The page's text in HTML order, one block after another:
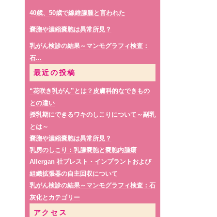
超音波検査の特性
低容量ピルと乳癌リスク
更年期障害の治療と乳癌
40歳、50歳で線維腺腫と言われた
乳がん検診は超音波が一番良い？
嚢胞の周辺が痛くて心配な時は
忙しい方こそ乳がん検診を受けたほうが良い！？
血性乳頭分泌で見つかった乳癌
乳腺腫瘤の再検査― 生検について
偶然発見した乳腺腫瘤
小さな線維腺腫は要注意？
乳がんでも手術したくない
視触診は必要か
生検をすべきか～生検の必要性～
せっかく併用検診受けたのに
>>乳がん検診の結果
乳頭分泌がある時は
局所的非対称性陰影とは？
乳管内乳頭腫や嚢胞内乳頭腫って何？
ステージとサブタイプ
乳がんでも手術したくない
定期的な健康診断を受けましょう
乳がん化学療法の副作用と漢方薬
腫瘍マーカーと乳がん検診
脂肪注入で豊胸した方のしこりについて
更年期障害と頭痛
がんの増殖能を表すki67とは？
女性化乳房症について
乳腺腫瘤とカテゴリーについて
乳がんの原因は？ストレスや食生活は関係ある？
乳がんの初期で症状はあるか
授乳期に感じる乳房のしこり
妊娠中の乳がん検診について
予防的な乳房切除
40歳、50歳で線維腺腫と言われた
嚢胞や濃縮嚢胞は異常所見？
乳がん検診の結果～マンモグラフィ検査：
石...
最近の投稿
“花咲き乳がん”とは？皮膚科的なできもの
との違い
授乳期にできるワキのしこりについて～副乳
とは～
嚢胞や濃縮嚢胞は異常所見？
乳房のしこり：乳腺嚢胞と嚢胞内腫瘍
Allergan 社ブレスト・インプラントおよび
組織拡張器の自主回収について
乳がん検診の結果～マンモグラフィ検査：石
灰化とカテゴリー
アクセス